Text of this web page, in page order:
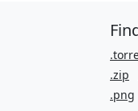
.zip
.png